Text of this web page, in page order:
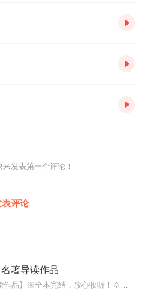
发表第一个评论！
表评论
著导读作品
【人文读书声--重磅作品】※全本完结，放心收听！※八年级（上）语文教科书名著导读指定作品，同名有声书！※著名翻译家董乐山先生权威中文译本！※人民文学出版...